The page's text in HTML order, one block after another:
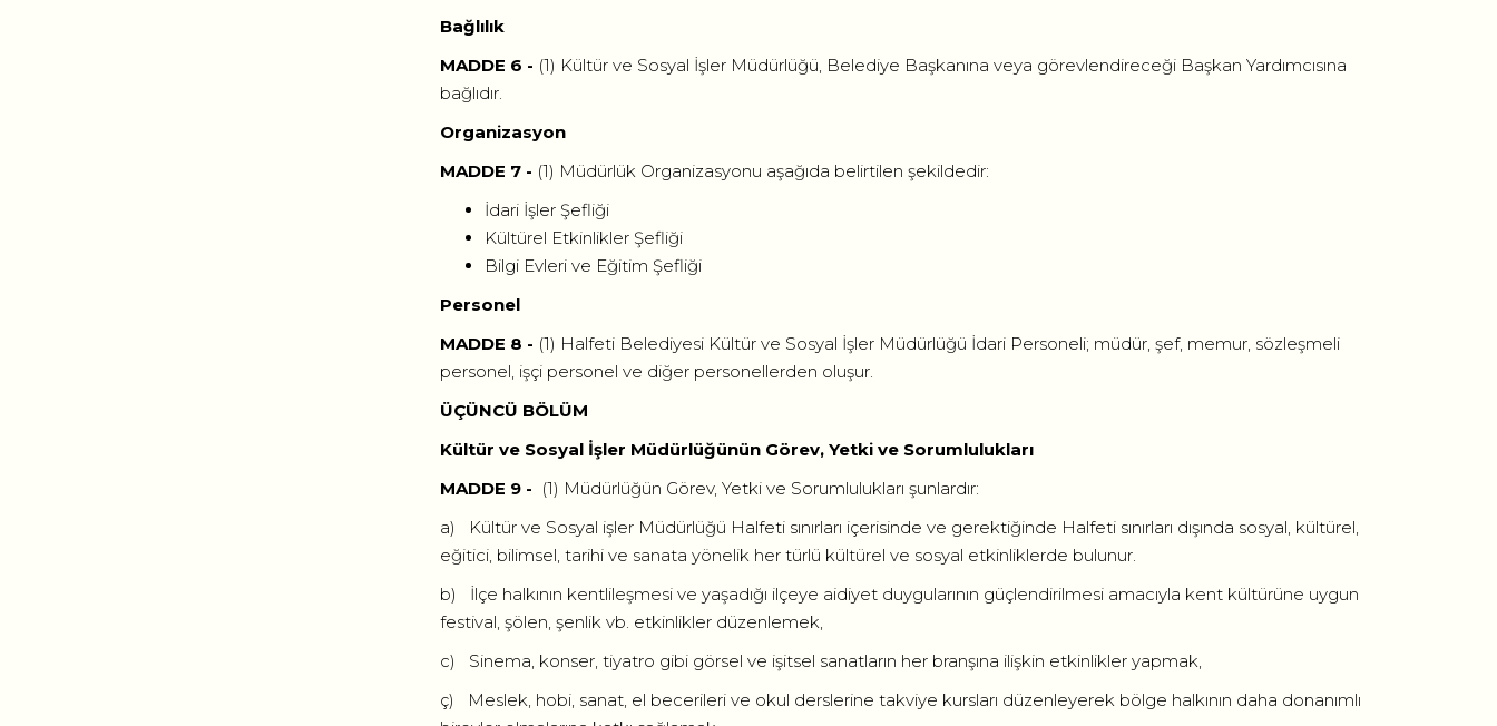
Bağlılık
MADDE 6 - (1) Kültür ve Sosyal İşler Müdürlüğü, Belediye Başkanına veya görevlendireceği Başkan Yardımcısına
bağlıdır.
Organizasyon
MADDE 7 - (1) Müdürlük Organizasyonu aşağıda belirtilen şekildedir:
İdari İşler Şefliği
Kültürel Etkinlikler Şefliği
Bilgi Evleri ve Eğitim Şefliği
Personel
MADDE 8 - (1) Halfeti Belediyesi Kültür ve Sosyal İşler Müdürlüğü İdari Personeli; müdür, şef, memur, sözleşmeli
personel, işçi personel ve diğer personellerden oluşur.
ÜÇÜNCÜ BÖLÜM
Kültür ve Sosyal İşler Müdürlüğünün Görev, Yetki ve Sorumlulukları
MADDE 9 - (1) Müdürlüğün Görev, Yetki ve Sorumlulukları şunlardır:
a) Kültür ve Sosyal işler Müdürlüğü Halfeti sınırları içerisinde ve gerektiğinde Halfeti sınırları dışında sosyal, kültürel,
eğitici, bilimsel, tarihi ve sanata yönelik her türlü kültürel ve sosyal etkinliklerde bulunur.
b) İlçe halkının kentlileşmesi ve yaşadığı ilçeye aidiyet duygularının güçlendirilmesi amacıyla kent kültürüne uygun
festival, şölen, şenlik vb. etkinlikler düzenlemek,
c) Sinema, konser, tiyatro gibi görsel ve işitsel sanatların her branşına ilişkin etkinlikler yapmak,
ç) Meslek, hobi, sanat, el becerileri ve okul derslerine takviye kursları düzenleyerek bölge halkının daha donanımlı